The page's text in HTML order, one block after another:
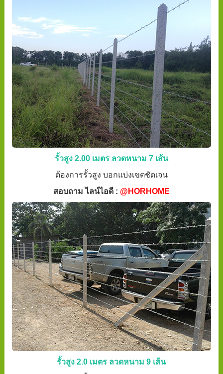
รั้วสูง 2.00 เมตร ลวดหนาม 7 เส้น
ต้องการรั้วสูง บอกแบ่งเขตชัดเจน
สอบถาม ไลน์ไอดี : @HORHOME
รั้วสูง 2.0 เมตร ลวดหนาม 9 เส้น